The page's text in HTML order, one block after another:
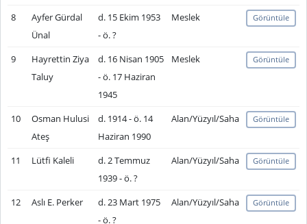
8
Ayfer Gürdal
Ünal
d. 15 Ekim 1953
- ö. ?
Meslek Görüntüle
9
Hayrettin Ziya
Taluy
d. 16 Nisan 1905
- ö. 17 Haziran
1945
Meslek Görüntüle
10
Osman Hulusi
Ateş
d. 1914 - ö. 14
Haziran 1990
Alan/Yüzyıl/Saha Görüntüle
11 Lütfi Kaleli
d. 2 Temmuz
1939 - ö. ?
Alan/Yüzyıl/Saha Görüntüle
12 Aslı E. Perker
d. 23 Mart 1975
- ö. ?
Alan/Yüzyıl/Saha Görüntüle